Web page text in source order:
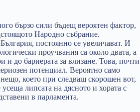
бързо сили бъдещ вероятен фактор,
Народно събрание.
постоянно се увеличават. И
проучвания са около двата, а
до бариерата за влизане. Това, почти
потенциал. Вероятно само
което при следващ скорошен вот,
липсата на дясното и хората с
в парламента.